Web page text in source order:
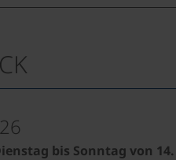
bis Sonntag von